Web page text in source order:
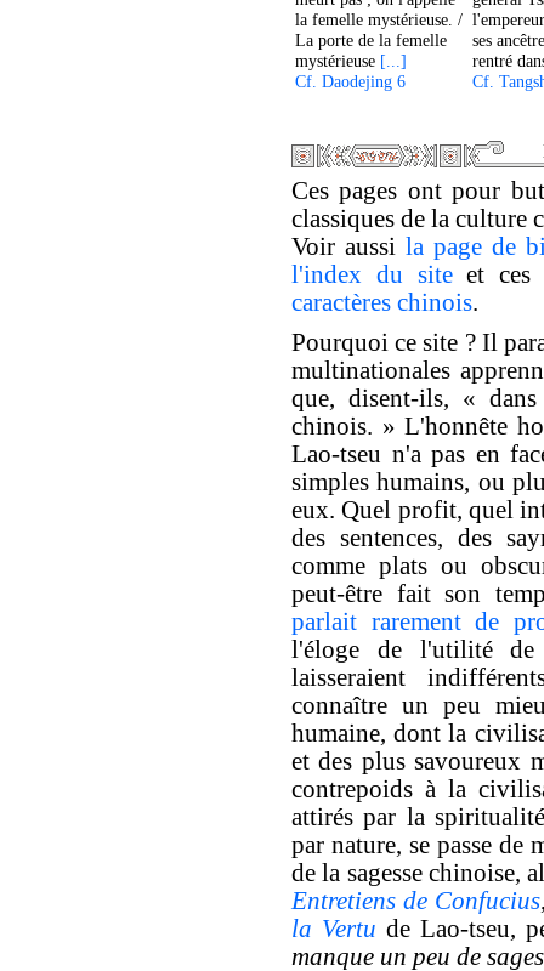
la femelle mystérieuse. /
La porte de la femelle
mystérieuse [...]
Cf. Daodejing 6
ses
rentré
Cf.
Ces pages ont pour
classiques de la culture
Voir aussi la page de
l'index du siteet ces
caractères chinois.
Pourquoi ce site ? Il
multinationales
que, disent-ils, «
chinois. » L'honnête
Lao-tseu n'a pas en
simples humains, ou
eux. Quel profit, quel
des sentences, des
comme plats ou
peut-être fait son
parlait rarement de
l'éloge de l'utilité
laisseraient
connaître un peu
humaine, dont la
et des plus savoureux
contrepoids à la
attirés par la
par nature, se passe de
de la sagesse chinoise,
Entretiens de Confucius
la Vertu de Lao-tseu,
manque un peu de